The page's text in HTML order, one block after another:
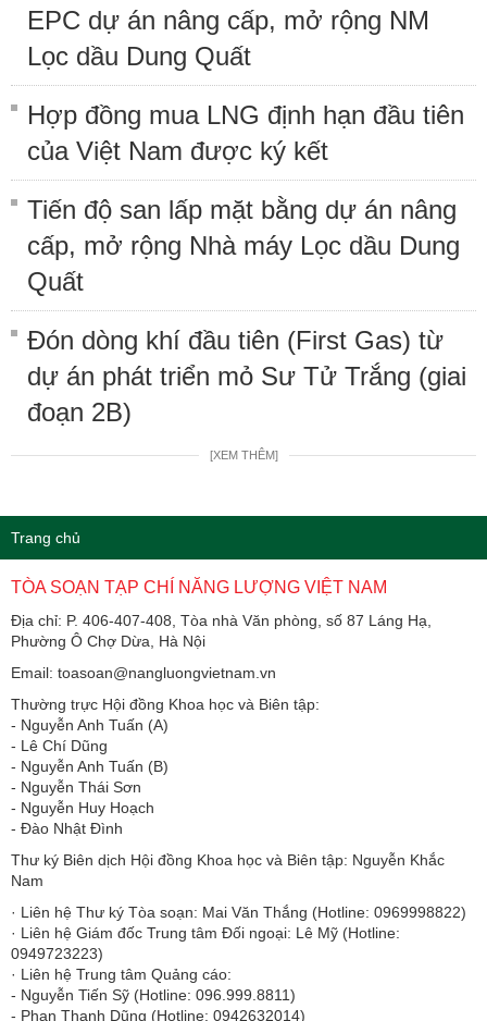
EPC dự án nâng cấp, mở rộng NM
Lọc dầu Dung Quất
Hợp đồng mua LNG định hạn đầu tiên
của Việt Nam được ký kết
Tiến độ san lấp mặt bằng dự án nâng
cấp, mở rộng Nhà máy Lọc dầu Dung
Quất
Đón dòng khí đầu tiên (First Gas) từ
dự án phát triển mỏ Sư Tử Trắng (giai
đoạn 2B)
[XEM THÊM]
Trang chủ
TÒA SOẠN TẠP CHÍ NĂNG LƯỢNG VIỆT NAM
Địa chỉ: P. 406-407-408, Tòa nhà Văn phòng, số 87 Láng Hạ,
Phường Ô Chợ Dừa, Hà Nội
Email: toasoan@nangluongvietnam.vn
Thường trực Hội đồng Khoa học và Biên tập:
​​​​​​- Nguyễn Anh Tuấn (A)
- Lê Chí Dũng
- Nguyễn Anh Tuấn (B)
- Nguyễn Thái Sơn
- Nguyễn Huy Hoạch
- Đào Nhật Đình
Thư ký Biên dịch Hội đồng Khoa học và Biên tập: Nguyễn Khắc
Nam
· Liên hệ Thư ký Tòa soạn: Mai Văn Thắng (Hotline: 0969998822)
· Liên hệ Giám đốc Trung tâm Đối ngoại: Lê Mỹ (Hotline:
0949723223)
· Liên hệ Trung tâm Quảng cáo:
- Nguyễn Tiến Sỹ (Hotline: 096.999.8811)
- Phan Thanh Dũng (Hotline: 0942632014)